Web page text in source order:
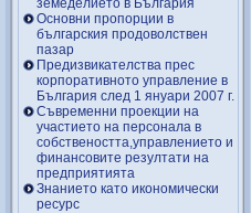
Основни пропорции в
българския продоволствен
пазар
Предизвикателства прес
корпоративното управление в
България след 1 януари 2007 г.
Съвременни проекции на
участието на персонала в
собствеността,управлението и
финансовите резултати на
предприятията
Знанието като икономически
ресурс